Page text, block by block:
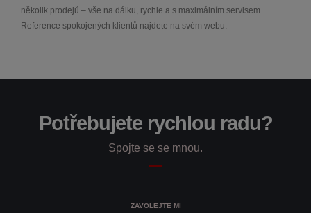
několik prodejů – vše na dálku, rychle a s maximálním servisem.
Reference spokojených klientů najdete na svém webu.
Potřebujete rychlou radu?
Spojte se se mnou.
ZAVOLEJTE MI